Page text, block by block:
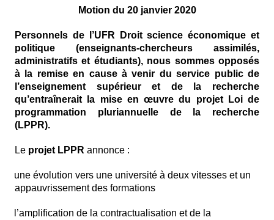
Motion du 20 janvier 2020
Personnels de l’UFR Droit science économique et
politique (enseignants-chercheurs assimilés,
administratifs et étudiants), nous sommes opposés
à la remise en cause à venir du service public de
l’enseignement supérieur et de la recherche
qu’entraînerait la mise en œuvre du projet Loi de
programmation pluriannuelle de la recherche
(LPPR).
Le projet LPPR annonce :
une évolution vers une université à deux vitesses et un
appauvrissement des formations
l’amplification de la contractualisation et de la